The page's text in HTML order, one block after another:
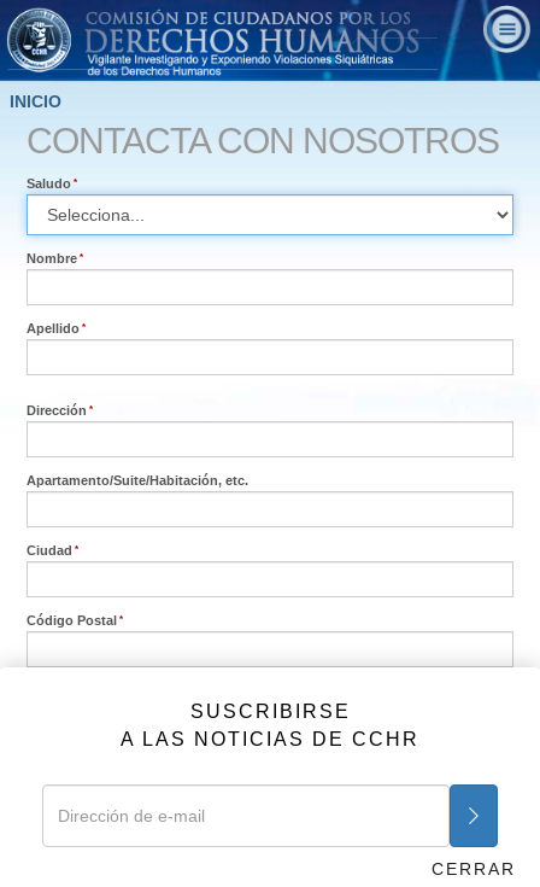
INICIO
CONTACTA CON NOSOTROS
Saludo
Nombre
Apellido
Dirección
Apartamento/Suite/Habitación, etc.
Ciudad
Código Postal
SUSCRIBIRSE
A LAS NOTICIAS DE CCHR
CERRAR